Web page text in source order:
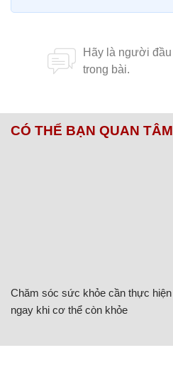
CÓ THỂ BẠN QUAN TÂM
Chăm sóc sức khỏe cần thực hiện
ngay khi cơ thể còn khỏe